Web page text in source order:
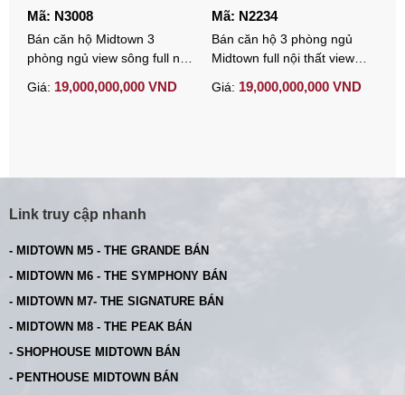
Mã: N3008
Bán căn hộ Midtown 3
phòng ngủ view sông full nội
Giá: 19,000,000,000 VND
Mã: N2234
Bán căn hộ 3 phòng ngủ
Midtown full nội thất view
Giá: 19,000,000,000 VND
Link truy cập nhanh
- MIDTOWN M5 - THE GRANDE BÁN
- MIDTOWN M6 - THE SYMPHONY BÁN
- MIDTOWN M7- THE SIGNATURE BÁN
- MIDTOWN M8 - THE PEAK BÁN
- SHOPHOUSE MIDTOWN BÁN
- PENTHOUSE MIDTOWN BÁN